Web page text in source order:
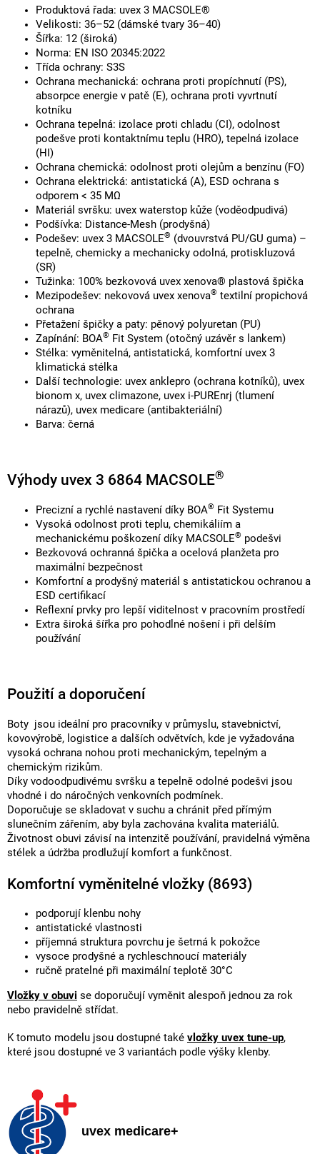
Produktová řada: uvex 3 MACSOLE®
Velikosti: 36–52 (dámské tvary 36–40)
Šířka: 12 (široká)
Norma: EN ISO 20345:2022
Třída ochrany: S3S
Ochrana mechanická: ochrana proti propíchnutí (PS),
absorpce energie v patě (E), ochrana proti vyvrtnutí
kotníku
Ochrana tepelná: izolace proti chladu (CI), odolnost
podešve proti kontaktnímu teplu (HRO), tepelná izolace
(HI)
Ochrana chemická: odolnost proti olejům a benzínu (FO)
Ochrana elektrická: antistatická (A), ESD ochrana s
odporem < 35 MΩ
Materiál svršku: uvex waterstop kůže (voděodpudivá)
Podšívka: Distance-Mesh (prodyšná)
Podešev: uvex 3 MACSOLE® (dvouvrstvá PU/GU guma) –
tepelně, chemicky a mechanicky odolná, protiskluzová
(SR)
Tužinka: 100% bezkovová uvex xenova® plastová špička
Mezipodešev: nekovová uvex xenova® textilní propichová
ochrana
Přetažení špičky a paty: pěnový polyuretan (PU)
Zapínání: BOA® Fit System (otočný uzávěr s lankem)
Stélka: vyměnitelná, antistatická, komfortní uvex 3
klimatická stélka
Další technologie: uvex anklepro (ochrana kotníků), uvex
bionom x, uvex climazone, uvex i-PUREnrj (tlumení
nárazů), uvex medicare (antibakteriální)
Barva: černá
Výhody uvex 3 6864 MACSOLE®
Precizní a rychlé nastavení díky BOA® Fit Systemu
Vysoká odolnost proti teplu, chemikáliím a
mechanickému poškození díky MACSOLE® podešvi
Bezkovová ochranná špička a ocelová planžeta pro
maximální bezpečnost
Komfortní a prodyšný materiál s antistatickou ochranou a
ESD certifikací
Reflexní prvky pro lepší viditelnost v pracovním prostředí
Extra široká šířka pro pohodlné nošení i při delším
používání
Použití a doporučení
Boty jsou ideální pro pracovníky v průmyslu, stavebnictví,
kovovýrobě, logistice a dalších odvětvích, kde je vyžadována
vysoká ochrana nohou proti mechanickým, tepelným a
chemickým rizikům.
Díky vodoodpudivému svršku a tepelně odolné podešvi jsou
vhodné i do náročných venkovních podmínek.
Doporučuje se skladovat v suchu a chránit před přímým
slunečním zářením, aby byla zachována kvalita materiálů.
Životnost obuvi závisí na intenzitě používání, pravidelná výměna
stélek a údržba prodlužují komfort a funkčnost.
Komfortní vyměnitelné vložky (8693)
podporují klenbu nohy
antistatické vlastnosti
příjemná struktura povrchu je šetrná k pokožce
vysoce prodyšné a rychleschnoucí materiály
ručně pratelné při maximální teplotě 30°C
Vložky v obuvi se doporučují vyměnit alespoň jednou za rok
nebo pravidelně střídat.
K tomuto modelu jsou dostupné také vložky uvex tune-up,
které jsou dostupné ve 3 variantách podle výšky klenby.
uvex medicare+